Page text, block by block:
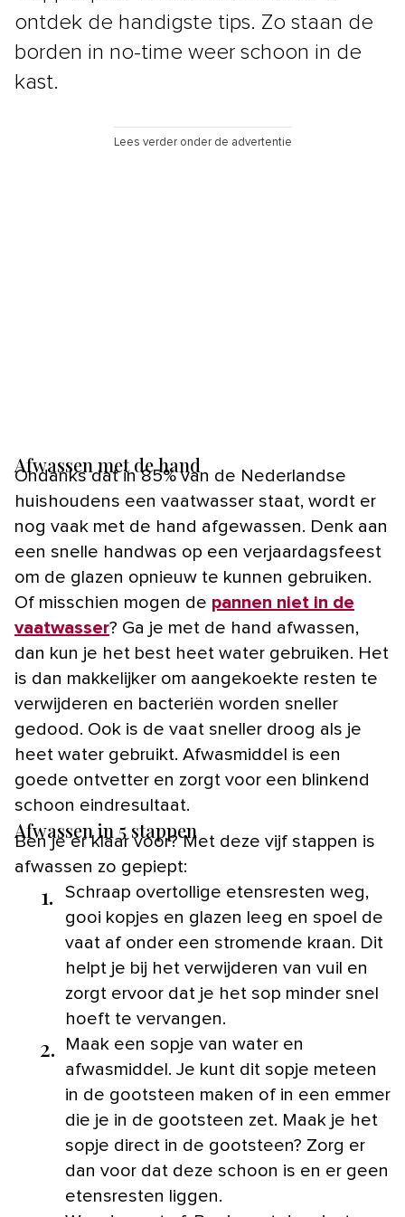
ontdek de handigste tips. Zo staan de
borden in no-time weer schoon in de
kast.
Lees verder onder de advertentie
Afwassen met de hand
Ondanks dat in 85% van de Nederlandse
huishoudens een vaatwasser staat, wordt er
nog vaak met de hand afgewassen. Denk aan
een snelle handwas op een verjaardagsfeest
om de glazen opnieuw te kunnen gebruiken.
Of misschien mogen de pannen niet in de
vaatwasser? Ga je met de hand afwassen,
dan kun je het best heet water gebruiken. Het
is dan makkelijker om aangekoekte resten te
verwijderen en bacteriën worden sneller
gedood. Ook is de vaat sneller droog als je
heet water gebruikt. Afwasmiddel is een
goede ontvetter en zorgt voor een blinkend
schoon eindresultaat.
Afwassen in 5 stappen
Ben je er klaar voor? Met deze vijf stappen is
afwassen zo gepiept:
1.
Schraap overtollige etensresten weg,
gooi kopjes en glazen leeg en spoel de
vaat af onder een stromende kraan. Dit
helpt je bij het verwijderen van vuil en
zorgt ervoor dat je het sop minder snel
hoeft te vervangen.
2.
Maak een sopje van water en
afwasmiddel. Je kunt dit sopje meteen
in de gootsteen maken of in een emmer
die je in de gootsteen zet. Maak je het
sopje direct in de gootsteen? Zorg er
dan voor dat deze schoon is en er geen
etensresten liggen.